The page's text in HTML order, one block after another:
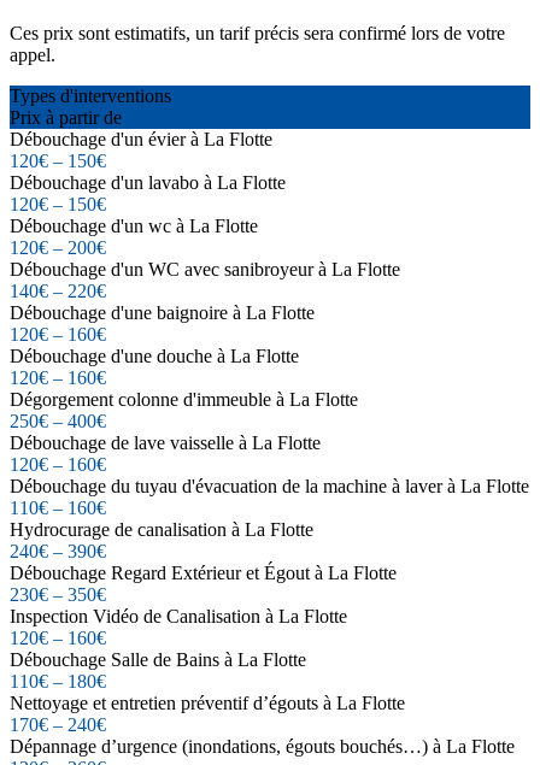
Ces prix sont estimatifs, un tarif précis sera confirmé lors de votre
appel.
Types d'interventions
Prix à partir de
Débouchage d'un évier à La Flotte
120€ – 150€
Débouchage d'un lavabo à La Flotte
120€ – 150€
Débouchage d'un wc à La Flotte
120€ – 200€
Débouchage d'un WC avec sanibroyeur à La Flotte
140€ – 220€
Débouchage d'une baignoire à La Flotte
120€ – 160€
Débouchage d'une douche à La Flotte
120€ – 160€
Dégorgement colonne d'immeuble à La Flotte
250€ – 400€
Débouchage de lave vaisselle à La Flotte
120€ – 160€
Débouchage du tuyau d'évacuation de la machine à laver à La Flotte
110€ – 160€
Hydrocurage de canalisation à La Flotte
240€ – 390€
Débouchage Regard Extérieur et Égout à La Flotte
230€ – 350€
Inspection Vidéo de Canalisation à La Flotte
120€ – 160€
Débouchage Salle de Bains à La Flotte
110€ – 180€
Nettoyage et entretien préventif d’égouts à La Flotte
170€ – 240€
Dépannage d’urgence (inondations, égouts bouchés…) à La Flotte